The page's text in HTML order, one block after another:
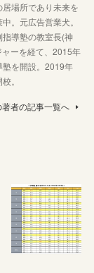
場所であり未来を
。元広告営業犬。
導塾の教室長(神
ーを経て、2015年
塾を開設。2019年
。
著者の記事一覧へ